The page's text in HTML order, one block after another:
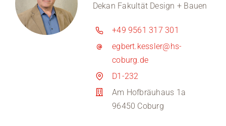
Dekan Fakultät Design + Bauen
+49 9561 317 301
egbert.kessler@hs-
coburg.de
D1-232
Am Hofbräuhaus 1a
96450 Coburg